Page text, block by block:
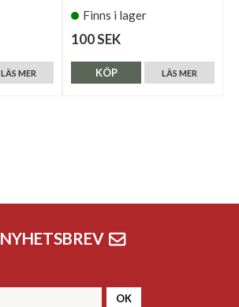
LÄS MER
Finns i lager
100 SEK
LÄS MER
KÖP
NYHETSBREV
OK